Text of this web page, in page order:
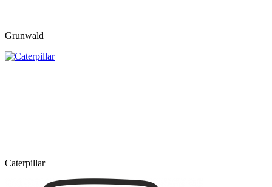
Grunwald
Caterpillar